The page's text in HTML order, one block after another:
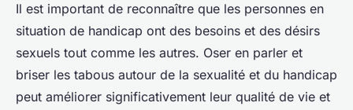
Il est important de reconnaître que les personnes en
situation de handicap ont des besoins et des désirs
sexuels tout comme les autres. Oser en parler et
briser les tabous autour de la sexualité et du handicap
peut améliorer significativement leur qualité de vie et